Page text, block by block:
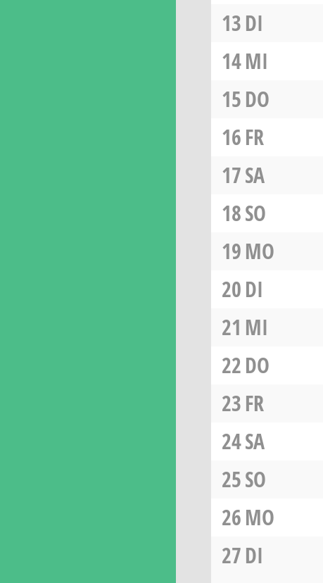
13DI
14MI
15DO
16FR
17SA
18SO
19MO
20DI
21 MI
22DO
23FR
24SA
25SO
26MO
27DI